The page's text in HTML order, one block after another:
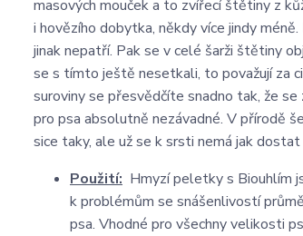
masových mouček a to zvířecí štětiny z
i hovězího dobytka, někdy více jindy
jinak nepatří. Pak se v celé šarži štětiny
se s tímto ještě nesetkali, to považují za
suroviny se přesvědčíte snadno tak, že
pro psa absolutně nezávadné. V přírodě
sice taky, ale už se k srsti nemá jak
Použití: Hmyzí peletky s Biouhlím
k problémům se snášenlivostí
psa. Vhodné pro všechny velikosti